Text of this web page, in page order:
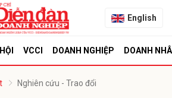
English
VCCI DOANH NGHIỆP DOANH
Nghiên cứu - Trao đổi